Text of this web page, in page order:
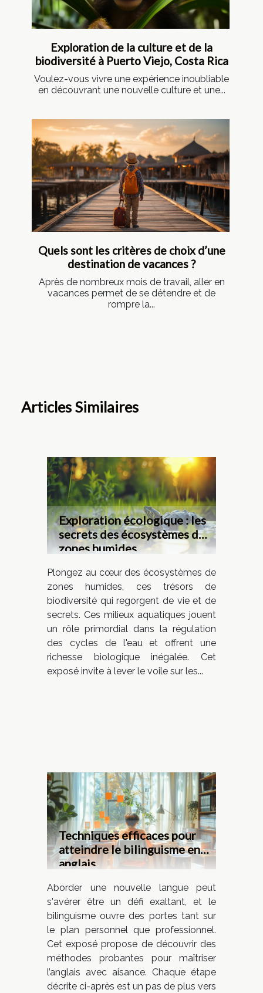
Exploration de la culture et de la
biodiversité à Puerto Viejo, Costa Rica
Voulez-vous vivre une expérience inoubliable
en découvrant une nouvelle culture et une...
Quels sont les critères de choix d’une
destination de vacances ?
Après de nombreux mois de travail, aller en
vacances permet de se détendre et de
rompre la...
Articles Similaires
Exploration écologique : les
secrets des écosystèmes de
zones humides
Plongez au cœur des écosystèmes de
zones humides, ces trésors de
biodiversité qui regorgent de vie et de
secrets. Ces milieux aquatiques jouent
un rôle primordial dans la régulation
des cycles de l'eau et offrent une
richesse biologique inégalée. Cet
exposé invite à lever le voile sur les...
Techniques efficaces pour
atteindre le bilinguisme en
anglais
Aborder une nouvelle langue peut
s'avérer être un défi exaltant, et le
bilinguisme ouvre des portes tant sur
le plan personnel que professionnel.
Cet exposé propose de découvrir des
méthodes probantes pour maîtriser
l’anglais avec aisance. Chaque étape
décrite ci-après est un pas de plus vers